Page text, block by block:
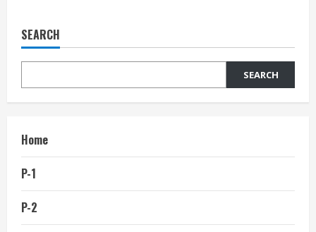
SEARCH
SEARCH
Home
P-1
P-2